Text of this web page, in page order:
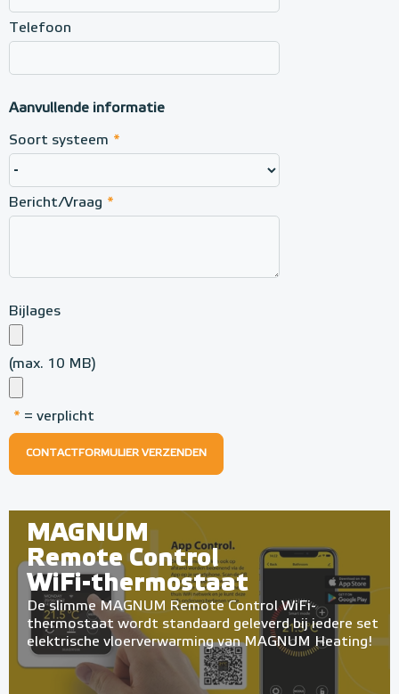
Telefoon
Aanvullende informatie
Soort systeem *
Bericht/Vraag *
Bijlages
(max. 10 MB)
* = verplicht
CONTACTFORMULIER VERZENDEN
MAGNUM
Remote Control
WiFi-thermostaat
De slimme MAGNUM Remote Control WiFi-
thermostaat wordt standaard geleverd bij iedere set
elektrische vloerverwarming van MAGNUM Heating!